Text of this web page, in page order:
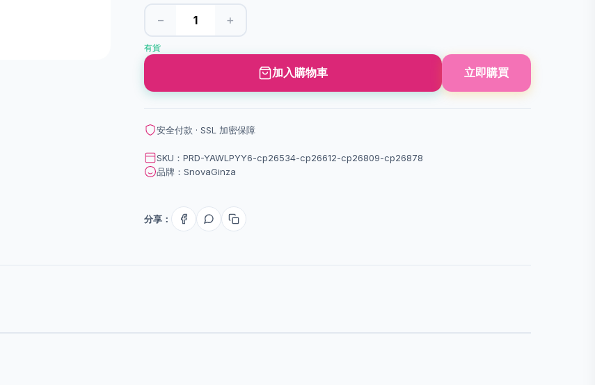
− +
有貨
加入購物車 立即購買
安全付款 · SSL 加密保障
SKU：PRD-YAWLPYY6-cp26534-cp26612-cp26809-cp26878
品牌：SnovaGinza
分享：